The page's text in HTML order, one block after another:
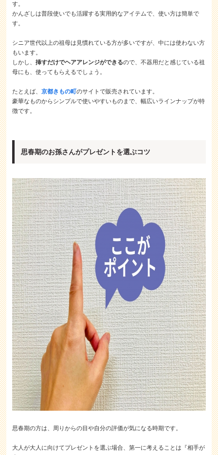
す。
かんざしは普段使いでも活躍する実用的なアイテムで、使い方は簡単で
す。
シニア世代以上の祖母は見慣れている方が多いですが、中には使わない方
もいます。
しかし、挿すだけでヘアアレンジができるので、不器用だと感じている祖
母にも、使ってもらえるでしょう。
たとえば、京都きもの町のサイトで販売されています。
豪華なものからシンプルで使いやすいものまで、幅広いラインナップが特
徴です。
思春期のお孫さんがプレゼントを選ぶコツ
思春期の方は、周りからの目や自分の評価が気になる時期です。
大人が大人に向けてプレゼントを選ぶ場合、第一に考えることは『相手が